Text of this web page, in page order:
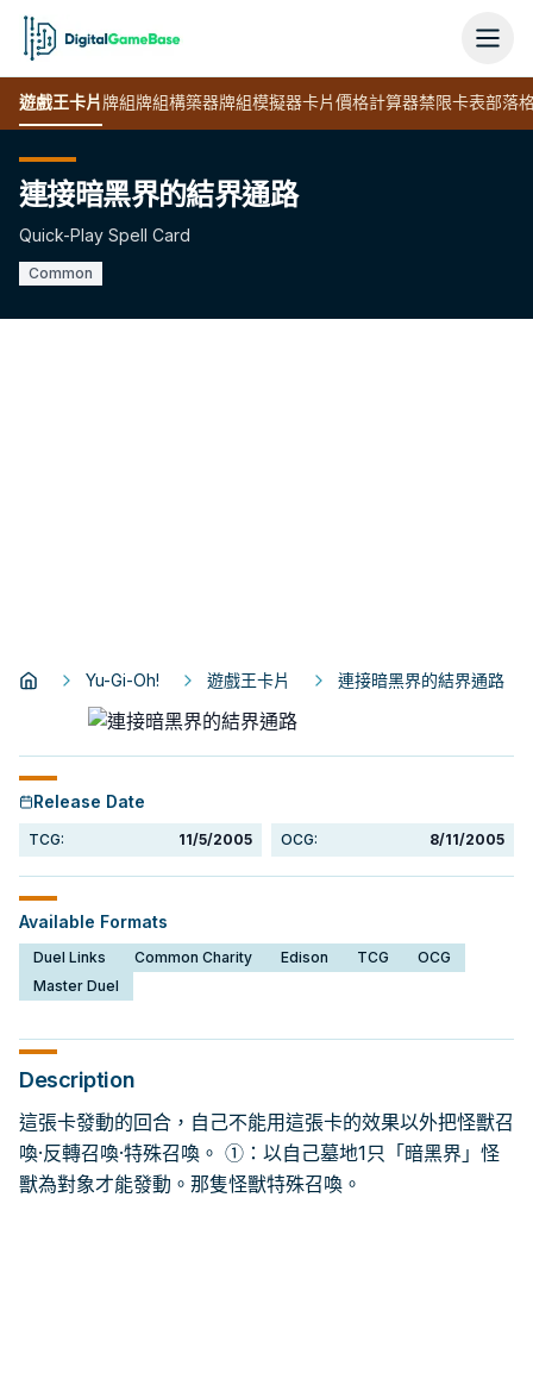
遊戲王卡片牌組牌組構築器牌組模擬器卡片價格計算器禁限卡表部落
連接暗黑界的結界通路
Quick-Play Spell Card
Common
Yu-Gi-Oh! 遊戲王卡片 連接暗黑界的結界通路
Release Date
TCG: 11/5/2005 OCG: 8/11/2005
Available Formats
Duel Links Common Charity Edison TCG
OCG
Master Duel
Description
這張卡發動的回合，自己不能用這張卡的效果以外把怪獸召
喚·反轉召喚·特殊召喚。 ①：以自己墓地1只「暗黑界」怪
獸為對象才能發動。那隻怪獸特殊召喚。